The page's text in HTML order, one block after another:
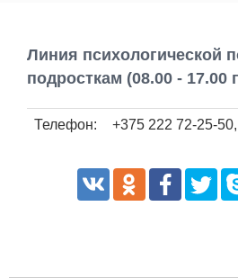
Работа
Транспорт
Линия психологической
подросткам (08.00 - 17.00
Телефон: +375 222 72-25-